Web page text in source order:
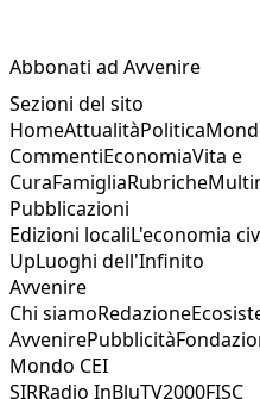
Abbonati ad Avvenire
Sezioni del sito
HomeAttualitàPolitica
CommentiEconomiaVita e
CuraFamigliaRubriche
Pubblicazioni
Edizioni localiL'economia
UpLuoghi dell'Infinito
Avvenire
Chi siamoRedazione
AvvenirePubblicità
Mondo CEI
SIRRadio InBluTV2000FISC